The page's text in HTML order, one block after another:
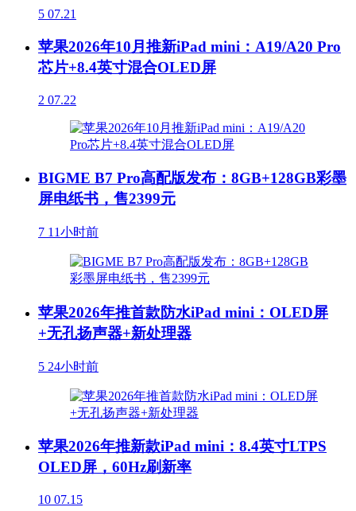
5 07.21
苹果2026年10月推新iPad mini：A19/A20 Pro
芯片+8.4英寸混合OLED屏
2 07.22
BIGME B7 Pro高配版发布：8GB+128GB彩墨
屏电纸书，售2399元
7 11小时前
苹果2026年推首款防水iPad mini：OLED屏
+无孔扬声器+新处理器
5 24小时前
苹果2026年推新款iPad mini：8.4英寸LTPS
OLED屏，60Hz刷新率
10 07.15